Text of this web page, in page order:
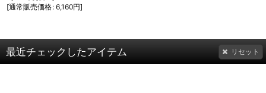
[通常販売価格: 6,160円]
最近チェックしたアイテム リセット